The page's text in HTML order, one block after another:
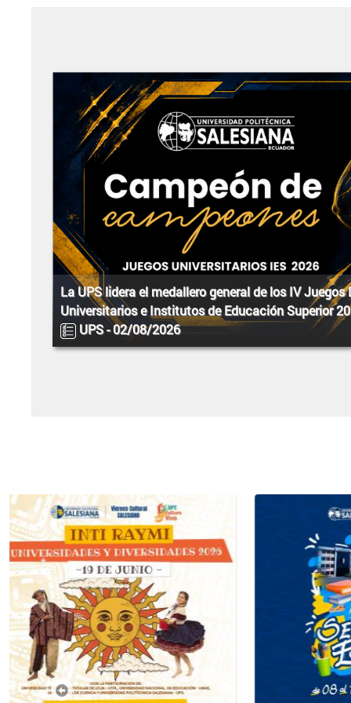
La UPS lidera el medallero general de los IV
Universitarios e Institutos de Educación Superior
UPS -02/08/2026
Previous